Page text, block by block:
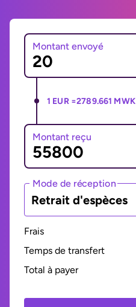
Montant envoyé
1 EUR =2789.661 MWK
Montant reçu
Mode de réception
Retrait d'espèces
Frais
Temps de transfert
Total à payer